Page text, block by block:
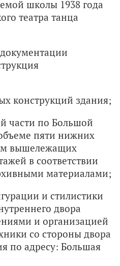
школы 1938 года
театра танца
конструкций здания;
части по Большой
пяти нижних
вышележащих
в соответствии
материалами;
и стилистики
двора
и организацией
со стороны двора
по адресу: Большая